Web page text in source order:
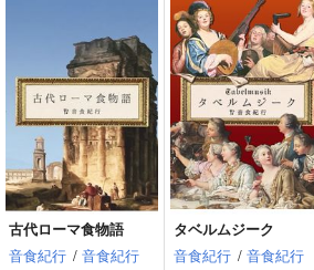
古代ローマ食物語
音食紀行 / 音食紀行
タベルムジーク
音食紀行 / 音食紀行